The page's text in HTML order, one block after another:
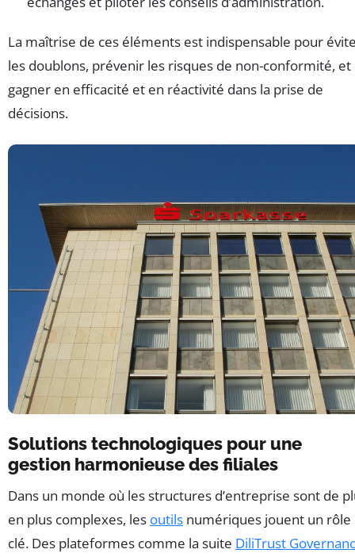
La maîtrise de ces éléments est indispensable pour
les doublons, prévenir les risques de non-conformité, et
gagner en efficacité et en réactivité dans la prise de
décisions.
Solutions technologiques pour une
gestion harmonieuse des filiales
Dans un monde où les structures d’entreprise sont de
en plus complexes, les outils numériques jouent un rôle
clé. Des plateformes comme la suite DiliTrust